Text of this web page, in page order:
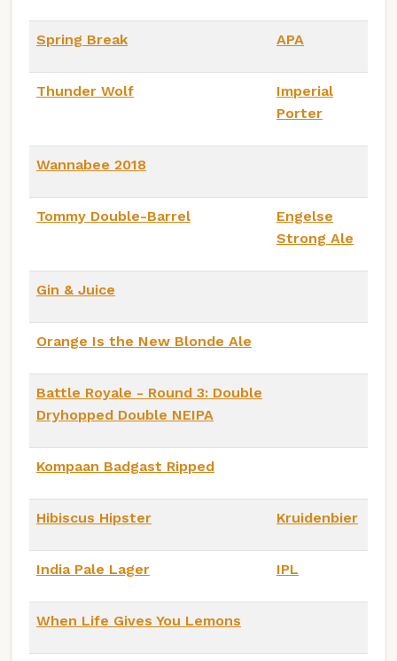
Spring Break APA
Thunder Wolf
Imperial
Porter
Wannabee 2018
Tommy Double-Barrel
Engelse
Strong Ale
Gin & Juice
Orange Is the New Blonde Ale
Battle Royale - Round 3: Double
Dryhopped Double NEIPA
Kompaan Badgast Ripped
Hibiscus Hipster Kruidenbier
India Pale Lager IPL
When Life Gives You Lemons